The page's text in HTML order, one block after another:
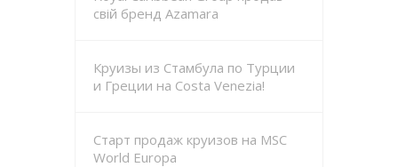
свій бренд Azamara
Круизы из Стамбула по Турции
и Греции на Costa Venezia!
Старт продаж круизов на MSC
World Europa